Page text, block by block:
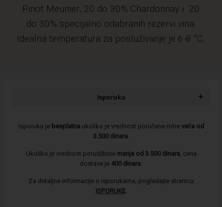
Pinot Meunier, 20 do 30% Chardonnay i 20
do 30% specijalno odabranih rezervi vina.
Idealna temperatura za posluživanje je 6-8 °C.
Isporuka +
Isporuka je besplatna ukoliko je vrednost poručene robe veća od
3.500 dinara.
Ukoliko je vrednost porudžbine manja od 3.500 dinara, cena
dostave je 400 dinara
Za detaljne informacije o isporukama, pogledajte stranicu
ISPORUKE.